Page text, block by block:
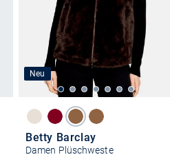
Neu
Betty Barclay
Damen Plüschweste